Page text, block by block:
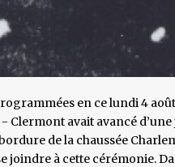
en ce lundi 4
avait avancé d’une
de la chaussée
joindre à cette cérémonie.